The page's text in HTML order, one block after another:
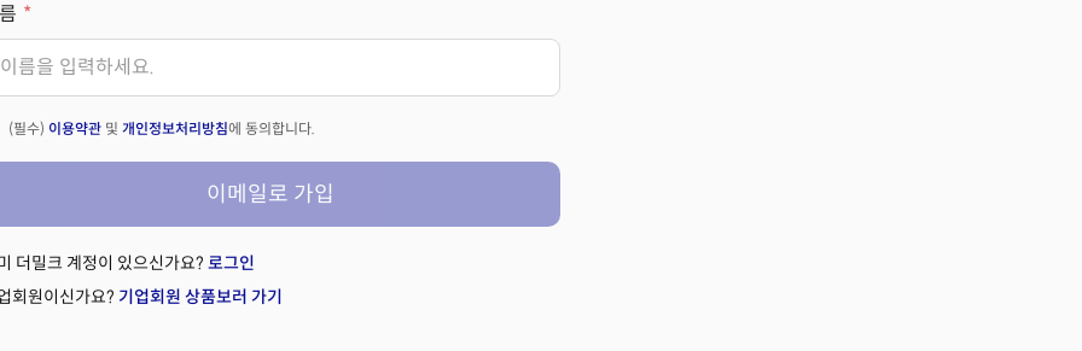
(필수) 이용약관 및 개인정보처리방침에 동의합니다.
이메일로 가입
더밀크 계정이 있으신가요? 로그인
회원이신가요? 기업회원 상품보러 가기